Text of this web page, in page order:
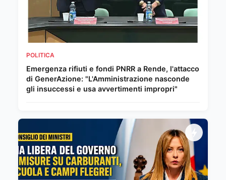
POLITICA
Emergenza rifiuti e fondi PNRR a Rende, l'attacco
di GenerAzione: "L'Amministrazione nasconde
gli insuccessi e usa avvertimenti impropri"